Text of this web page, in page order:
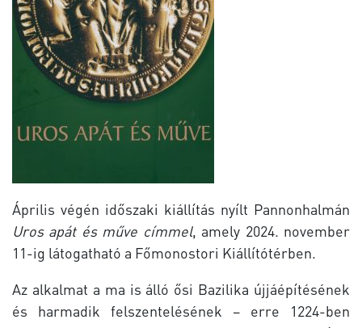
Április végén időszaki kiállítás nyílt Pannonhalmán
Uros apát és műve címmel, amely 2024. november
11-ig látogatható a Főmonostori Kiállítótérben.
Az alkalmat a ma is álló ősi Bazilika újjáépítésének
és harmadik felszentelésének – erre 1224-ben